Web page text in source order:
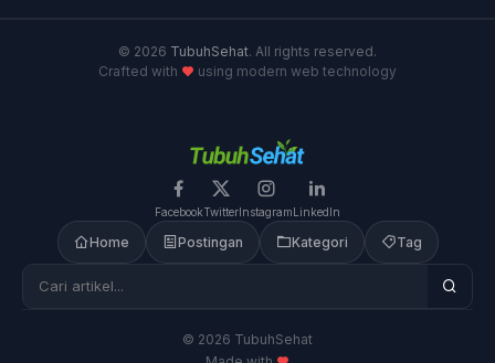
© 2026 TubuhSehat. All rights reserved.
Crafted with
using modern web technology
FacebookTwitterInstagramLinkedIn
Home Postingan Kategori Tag
© 2026 TubuhSehat